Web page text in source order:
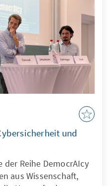
und
der Reihe DemocrAIcy
aus Wissenschaft,